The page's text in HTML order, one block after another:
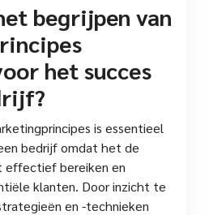
begrijpen van
het succes
is essentieel
bedrijf omdat het de
bereiken en
klanten. Door inzicht te
en -technieken